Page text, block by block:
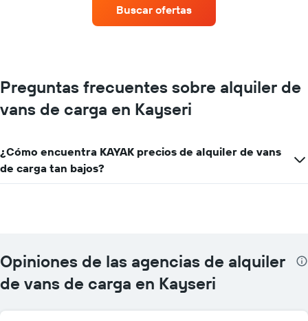
gráfico
muestra
X
que
indica
las
El
muestra
Buscar ofertas
Preguntas frecuentes sobre alquiler de
vans de carga en Kayseri
¿Cómo encuentra KAYAK precios de alquiler de vans
de carga tan bajos?
Opiniones de las agencias de alquiler
de vans de carga en Kayseri